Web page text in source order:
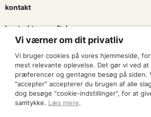
kontakt
kontrakter og aftaler
søg tilskud
presse & logo
bliv medlem
Vi værner om dit privatliv
Vi bruger cookies på vores hjemmeside,
mest relevante oplevelse. Det gør vi ved at
præferencer og gentagne besøg på siden.
"accepter" accepterer du brugen af alle
dog besøge "cookie-indstillinger", for at
samtykke. Læs mere.